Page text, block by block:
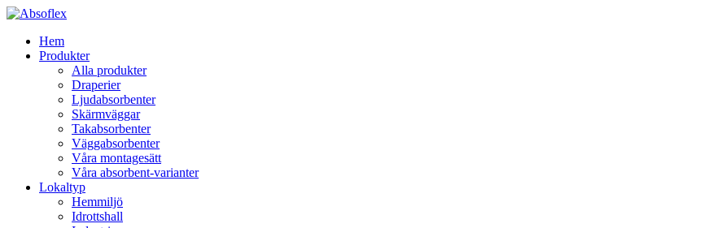
Hem
Produkter
Alla produkter
Draperier
Ljudabsorbenter
Skärmväggar
Takabsorbenter
Väggabsorbenter
Våra montagesätt
Våra absorbent-varianter
Lokaltyp
Hemmiljö
Idrottshall